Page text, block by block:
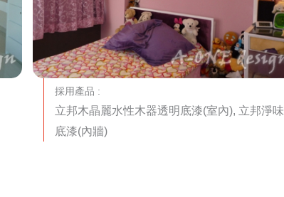
採用產品 :
立邦木晶麗水性木器透明底漆(室內), 立邦淨味
底漆(內牆)